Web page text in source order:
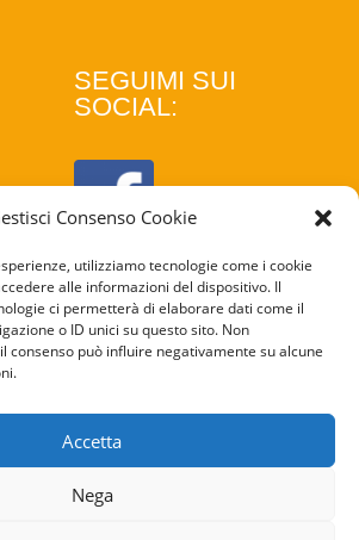
Consenso Cookie
utilizziamo tecnologie come i cookie
alle informazioni del dispositivo. Il
ci permetterà di elaborare dati come il
o ID unici su questo sito. Non
consenso può influire negativamente su alcune
Accetta
Nega
SEGUIMI SUI
SOCIAL:
COOKIE
POLICY
PRIVACY